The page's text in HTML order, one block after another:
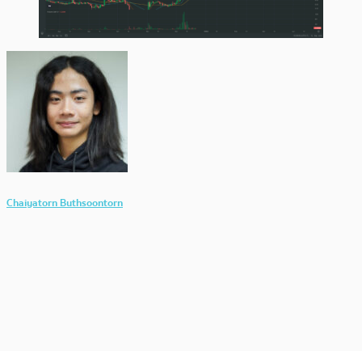
Chaiyatorn Buthsoontorn